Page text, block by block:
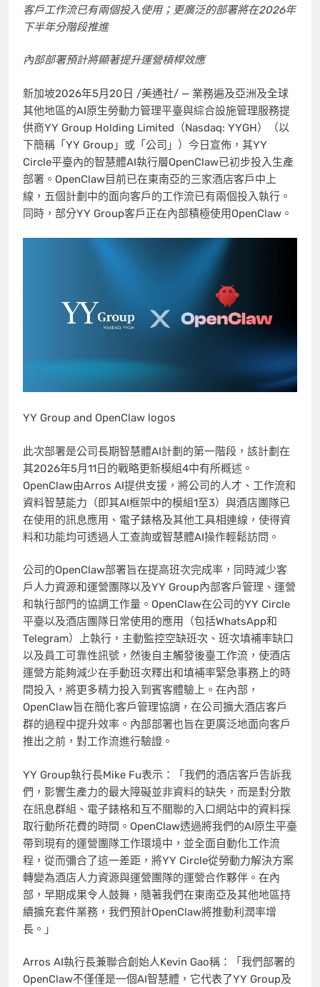
客戶工作流已有兩個投入使用；更廣泛的部署將在2026年
下半年分階段推進
內部部署預計將顯著提升運營槓桿效應
新加坡2026年5月20日 /美通社/ — 業務遍及亞洲及全球
其他地區的AI原生勞動力管理平臺與綜合設施管理服務提
供商YY Group Holding Limited（Nasdaq: YYGH）（以
下簡稱「YY Group」或「公司」）今日宣佈，其YY
Circle平臺內的智慧體AI執行層OpenClaw已初步投入生產
部署。OpenClaw目前已在東南亞的三家酒店客戶中上
線，五個計劃中的面向客戶的工作流已有兩個投入執行。
同時，部分YY Group客戶正在內部積極使用OpenClaw。
YY Group and OpenClaw logos
此次部署是公司長期智慧體AI計劃的第一階段，該計劃在
其2026年5月11日的戰略更新模組4中有所概述。
OpenClaw由Arros AI提供支援，將公司的人才、工作流和
資料智慧能力（即其AI框架中的模組1至3）與酒店團隊已
在使用的訊息應用、電子錶格及其他工具相連線，使得資
料和功能均可透過人工查詢或智慧體AI操作輕鬆訪問。
公司的OpenClaw部署旨在提高班次完成率，同時減少客
戶人力資源和運營團隊以及YY Group內部客戶管理、運營
和執行部門的協調工作量。OpenClaw在公司的YY Circle
平臺以及酒店團隊日常使用的應用（包括WhatsApp和
Telegram）上執行，主動監控空缺班次、班次填補率缺口
以及員工可靠性訊號，然後自主觸發後臺工作流，使酒店
運營方能夠減少在手動班次釋出和填補率緊急事務上的時
間投入，將更多精力投入到賓客體驗上。在內部，
OpenClaw旨在簡化客戶管理協調，在公司擴大酒店客戶
群的過程中提升效率。內部部署也旨在更廣泛地面向客戶
推出之前，對工作流進行驗證。
YY Group執行長Mike Fu表示：「我們的酒店客戶告訴我
們，影響生產力的最大障礙並非資料的缺失，而是對分散
在訊息群組、電子錶格和互不關聯的入口網站中的資料採
取行動所花費的時間。OpenClaw透過將我們的AI原生平臺
帶到現有的運營團隊工作環境中，並全面自動化工作流
程，從而彌合了這一差距，將YY Circle從勞動力解決方案
轉變為酒店人力資源與運營團隊的運營合作夥伴。在內
部，早期成果令人鼓舞，隨著我們在東南亞及其他地區持
續擴充套件業務，我們預計OpenClaw將推動利潤率增
長。」
Arros AI執行長兼聯合創始人Kevin Gao稱：「我們部署的
OpenClaw不僅僅是一個AI智慧體，它代表了YY Group及